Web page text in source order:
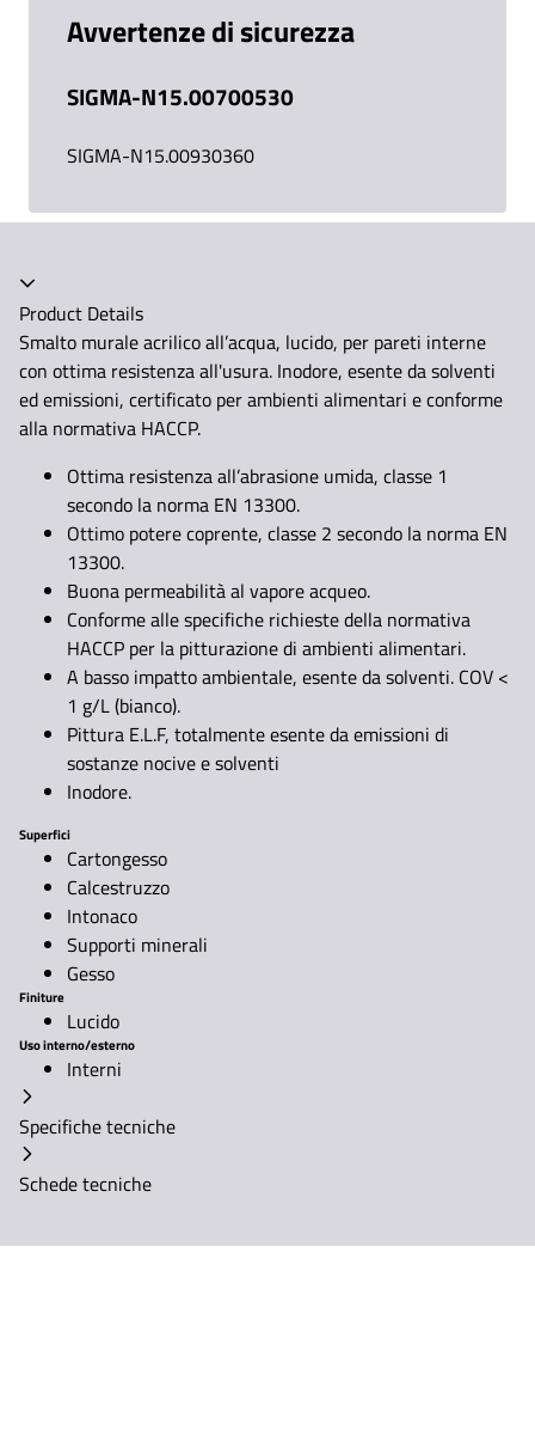
Avvertenze di sicurezza
SIGMA-N15.00700530
SIGMA-N15.00930360
Product Details
Smalto murale acrilico all’acqua, lucido, per pareti interne
con ottima resistenza all'usura. Inodore, esente da solventi
ed emissioni, certificato per ambienti alimentari e conforme
alla normativa HACCP.
Ottima resistenza all’abrasione umida, classe 1
secondo la norma EN 13300.
Ottimo potere coprente, classe 2 secondo la norma EN
13300.
Buona permeabilità al vapore acqueo.
Conforme alle specifiche richieste della normativa
HACCP per la pitturazione di ambienti alimentari.
A basso impatto ambientale, esente da solventi. COV <
1 g/L (bianco).
Pittura E.L.F, totalmente esente da emissioni di
sostanze nocive e solventi
Inodore.
Superfici
Cartongesso
Calcestruzzo
Intonaco
Supporti minerali
Gesso
Finiture
Lucido
Uso interno/esterno
Interni
Specifiche tecniche
Schede tecniche